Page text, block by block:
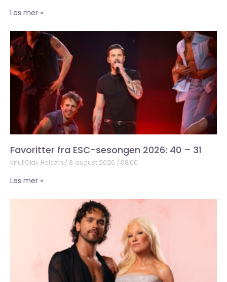
Les mer »
Favoritter fra ESC-sesongen 2026: 40 – 31
Knut Olav Halseth 8. august 2026 08:00
Les mer »